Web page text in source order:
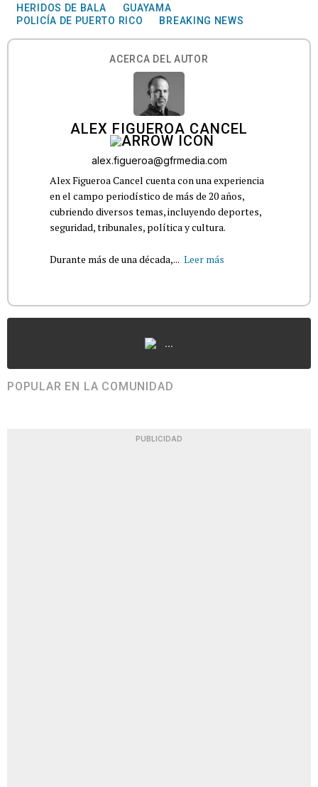
HERIDOS DE BALA
GUAYAMA
POLICÍA DE PUERTO RICO
BREAKING NEWS
ACERCA DEL AUTOR
ALEX FIGUEROA CANCEL
alex.figueroa@gfrmedia.com
Alex Figueroa Cancel cuenta con una experiencia
en el campo periodístico de más de 20 años,
cubriendo diversos temas, incluyendo deportes,
seguridad, tribunales, política y cultura.
Durante más de una década,... Leer más
...
POPULAR EN LA COMUNIDAD
PUBLICIDAD